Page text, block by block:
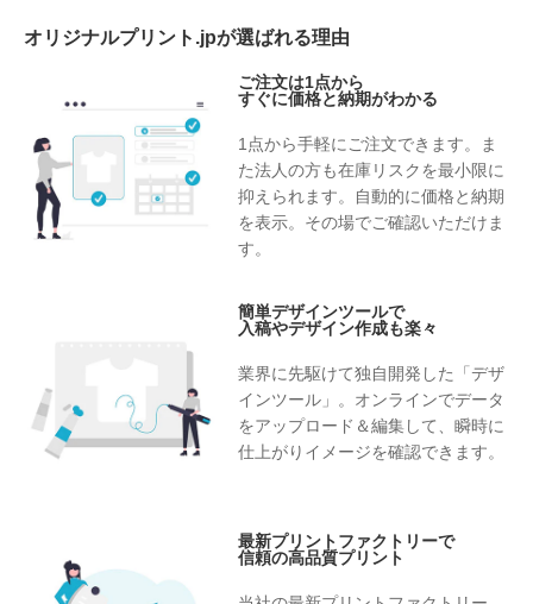
オリジナルプリント.jpが選ばれる理由
ご注文は1点から
すぐに価格と納期がわかる
1点から手軽にご注文できます。ま
た法人の方も在庫リスクを最小限に
抑えられます。自動的に価格と納期
を表示。その場でご確認いただけま
す。
簡単デザインツールで
入稿やデザイン作成も楽々
業界に先駆けて独自開発した「デザ
インツール」。オンラインでデータ
をアップロード＆編集して、瞬時に
仕上がりイメージを確認できます。
最新プリントファクトリーで
信頼の高品質プリント